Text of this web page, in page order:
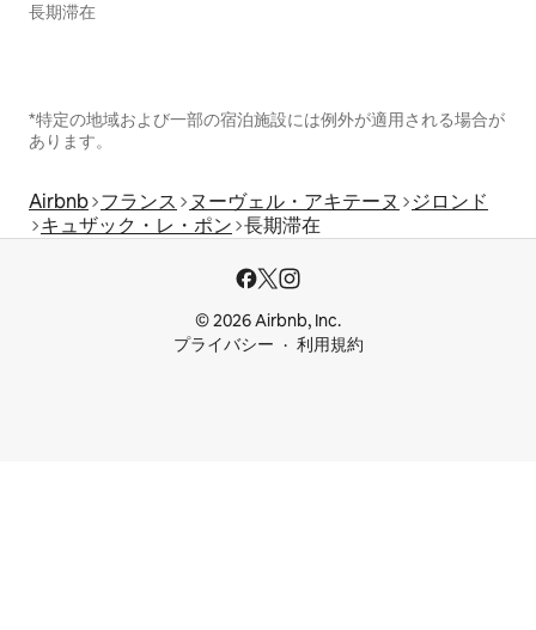
長期滞在
*特定の地域および一部の宿泊施設には例外が適用される場合が
あります。
Airbnb フランス ヌーヴェル・アキテーヌ
ジロンド
キュザック・レ・ポン 長期滞在
© 2026 Airbnb, Inc.
プライバシー
利用規約